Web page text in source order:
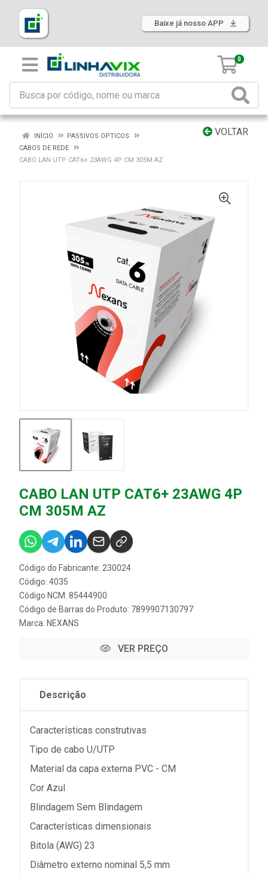
Baixe já nosso APP
0
VOLTAR
INÍCIO
PASSIVOS OPTICOS
CABOS DE REDE
CABO LAN UTP CAT6+ 23AWG 4P CM 305M AZ
CABO LAN UTP CAT6+ 23AWG 4P
CM 305M AZ
Código do Fabricante: 230024
Código: 4035
Código NCM: 85444900
Código de Barras do Produto: 7899907130797
Marca: NEXANS
VER PREÇO
Descrição
Características construtivas
Tipo de cabo U/UTP
Material da capa externa PVC - CM
Cor Azul
Blindagem Sem Blindagem
Características dimensionais
Bitola (AWG) 23
Diâmetro externo nominal 5,5 mm